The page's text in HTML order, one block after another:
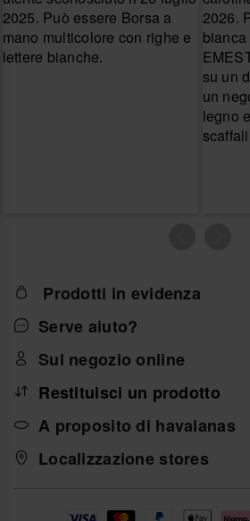
Prodotti in evidenza
Serve aiuto?
Sul negozio online
Restituisci un prodotto
A proposito di havaianas
Localizzazione stores